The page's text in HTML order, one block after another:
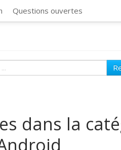
Questions ouvertes
dans la